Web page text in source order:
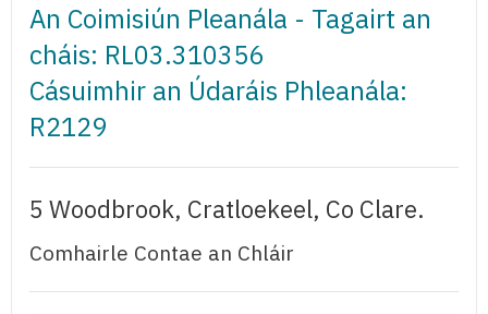
An Coimisiún Pleanála - Tagairt an
cháis: RL03.310356
Cásuimhir an Údaráis Phleanála:
R2129
5 Woodbrook, Cratloekeel, Co Clare.
Comhairle Contae an Chláir